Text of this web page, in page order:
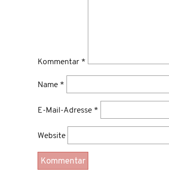
Kommentar *
Name *
E-Mail-Adresse *
Website